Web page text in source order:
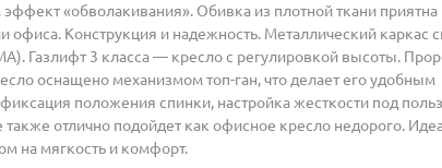
«обволакивания». Обивка из плотной ткани приятна
Конструкция и надежность. Металлический каркас
Газлифт 3 класса — кресло с регулировкой высоты.
оснащено механизмом топ-ган, что делает его удобным
положения спинки, настройка жесткости под
отлично подойдет как офисное кресло недорого.
на мягкость и комфорт.